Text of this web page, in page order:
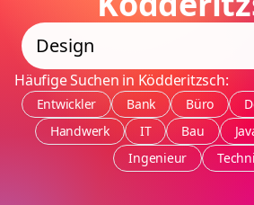
Häufige Suchen in Ködderitzsch:
Entwickler Bank Büro
Handwerk
IT Bau
Ingenieur